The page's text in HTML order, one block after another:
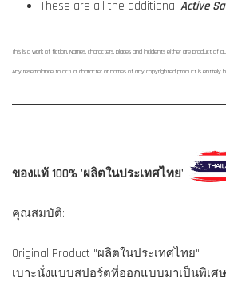
These are all the additional Active
This is a work of fiction. Names, characters, places and incidents either are product of
Any resemblance to actual character or names of any copyrighted product is entirely
ของแท้ 100% 'ผลิตในประเทศไทย'
คุณสมบัติ:
Original Product "ผลิตในประเทศไทย"
เบาะนั่งแบบสปอร์ตที่ออกแบบมาเป็นพิเ